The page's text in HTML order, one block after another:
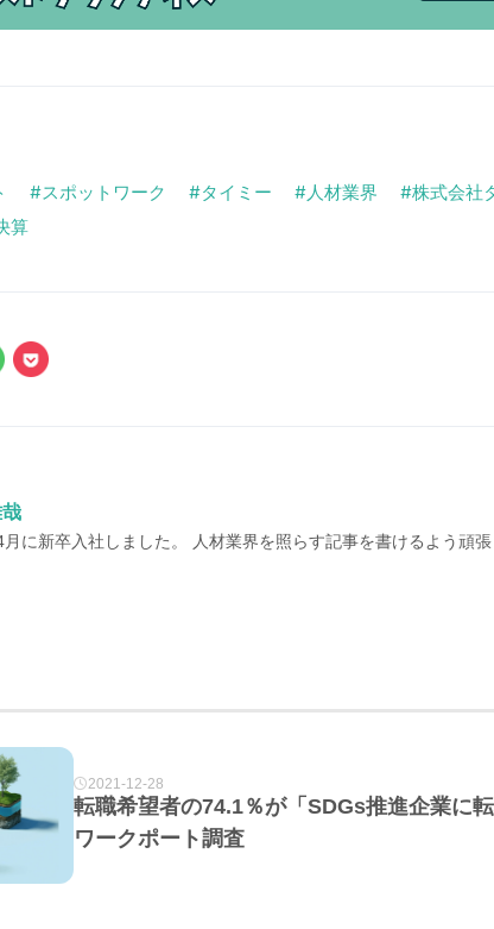
スポットワーク タイミー 人材業界 株式会社
算
に新卒入社しました。 人材業界を照らす記事を書けるよう頑張
2021-12-28
転職希望者の74.1％が「SDGs推進企業に
ワークポート調査